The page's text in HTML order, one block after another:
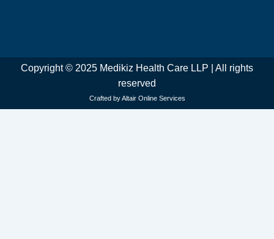
Copyright © 2025 Medikiz Health Care LLP | All rights
reserved
Crafted by Altair Online Services